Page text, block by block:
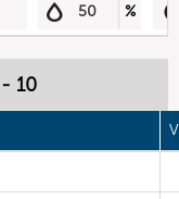
50 %
10